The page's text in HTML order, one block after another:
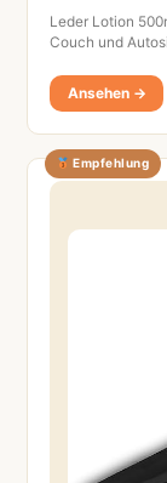
Leder Lotion
Couch und
Ansehen →
Empfehlung